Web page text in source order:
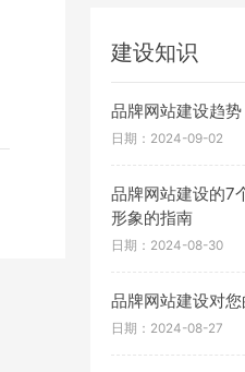
建设知识
品牌网站建设趋
日期：2024-09-02
品牌网站建设的7
形象的指南
日期：2024-08-30
品牌网站建设对
日期：2024-08-27